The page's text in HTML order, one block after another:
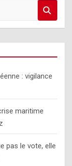
: vigilance
maritime
pas le vote, elle